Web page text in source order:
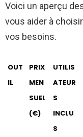
Voici un aperçu
vous aider à
vos besoins.
OUT
IL
PRIX
MEN
SUEL
(€)
UTILIS
ATEUR
S
INCLU
S